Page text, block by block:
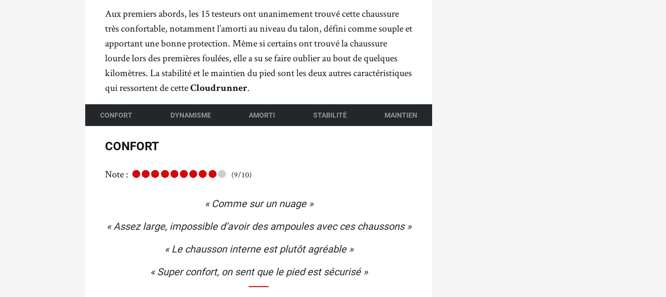
Aux premiers abords, les 15 testeurs ont unanimement trouvé cette chaussure
très confortable, notamment l’amorti au niveau du talon, défini comme souple et
apportant une bonne protection. Même si certains ont trouvé la chaussure
lourde lors des premières foulées, elle a su se faire oublier au bout de quelques
kilomètres. La stabilité et le maintien du pied sont les deux autres caractéristiques
qui ressortent de cette Cloudrunner.
CONFORT DYNAMISME AMORTI STABILITÉ MAINTIEN
CONFORT
Note : (9/10)
« Comme sur un nuage »
« Assez large, impossible d’avoir des ampoules avec ces chaussons »
« Le chausson interne est plutôt agréable »
« Super confort, on sent que le pied est sécurisé »